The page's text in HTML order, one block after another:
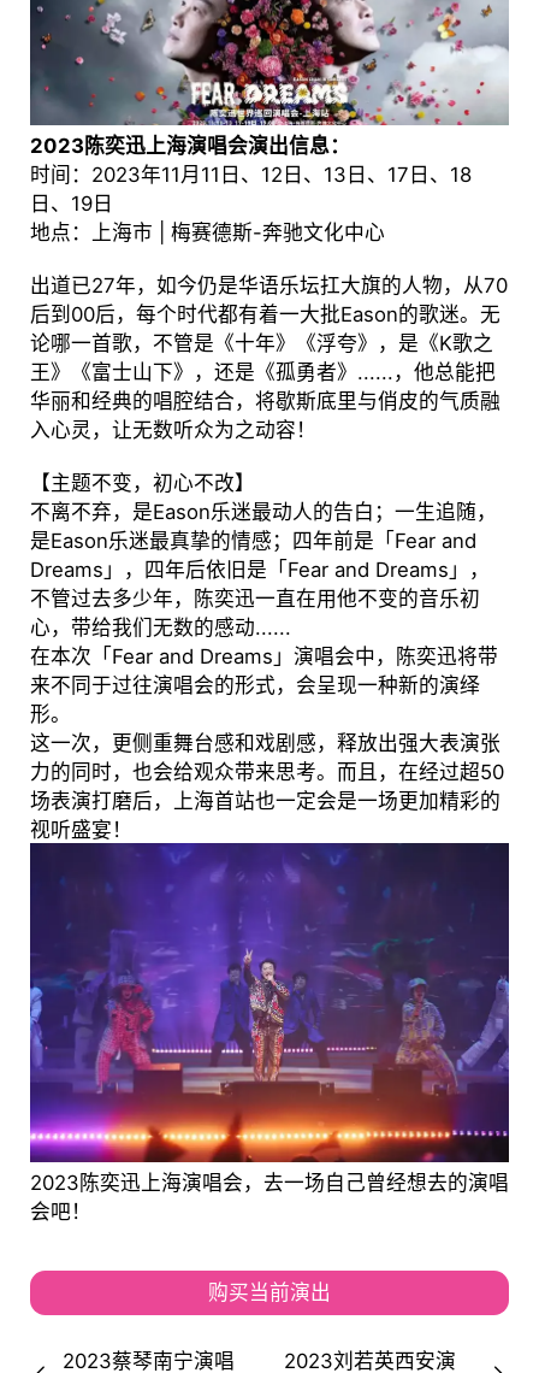
2023陈奕迅上海演唱会演出信息：
时间：2023年11月11日、12日、13日、17日、18
日、19日
地点：上海市 | 梅赛德斯-奔驰文化中心
出道已27年，如今仍是华语乐坛扛大旗的人物，从70
后到00后，每个时代都有着一大批Eason的歌迷。无
论哪一首歌，不管是《十年》《浮夸》，是《K歌之
王》《富士山下》，还是《孤勇者》......，他总能把
华丽和经典的唱腔结合，将歇斯底里与俏皮的气质融
入心灵，让无数听众为之动容！
【主题不变，初心不改】
不离不弃，是Eason乐迷最动人的告白；一生追随，
是Eason乐迷最真挚的情感；四年前是「Fear and
Dreams」，四年后依旧是「Fear and Dreams」，
不管过去多少年，陈奕迅一直在用他不变的音乐初
心，带给我们无数的感动......
在本次「Fear and Dreams」演唱会中，陈奕迅将带
来不同于过往演唱会的形式，会呈现一种新的演绎
形。
这一次，更侧重舞台感和戏剧感，释放出强大表演张
力的同时，也会给观众带来思考。而且，在经过超50
场表演打磨后，上海首站也一定会是一场更加精彩的
视听盛宴！
2023陈奕迅上海演唱会，去一场自己曾经想去的演唱
会吧！
购买当前演出
2023蔡琴南宁演唱 2023刘若英西安演